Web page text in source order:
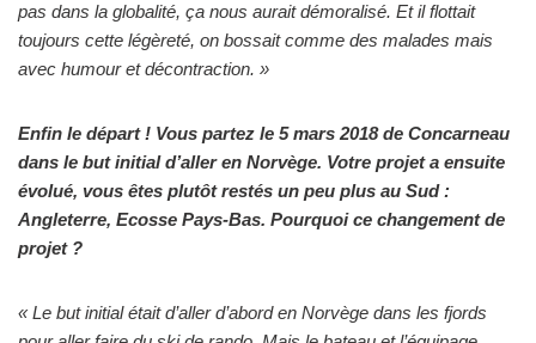
pas dans la globalité, ça nous aurait démoralisé. Et il flottait
toujours cette légèreté, on bossait comme des malades mais
avec humour et décontraction. »
Enfin le départ ! Vous partez le 5 mars 2018 de Concarneau
dans le but initial d’aller en Norvège. Votre projet a ensuite
évolué, vous êtes plutôt restés un peu plus au Sud :
Angleterre, Ecosse Pays-Bas. Pourquoi ce changement de
projet ?
« Le but initial était d’aller d’abord en Norvège dans les fjords